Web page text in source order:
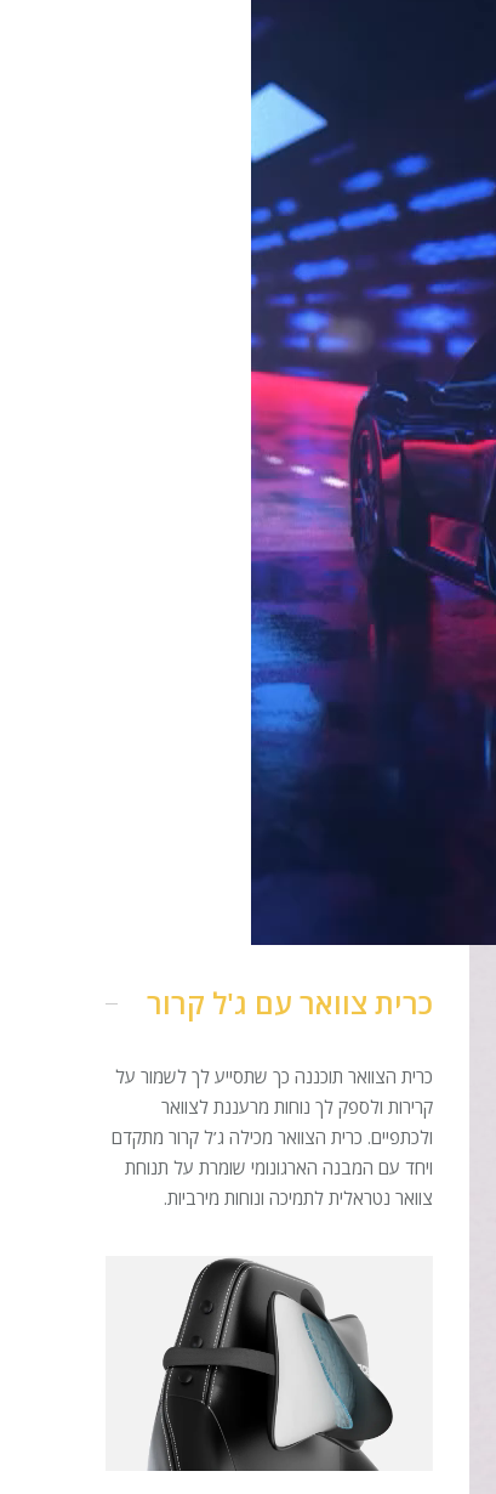
כרית צוואר עם ג'ל קרור
כרית הצוואר תוכננה כך שתסייע לך לשמור על
קרירות ולספק לך נוחות מרעננת לצוואר
ולכתפיים. כרית הצוואר מכילה ג’ל קרור מתקדם
ויחד עם המבנה הארגונומי שומרת על תנוחת
צוואר נטראלית לתמיכה ונוחות מירביות.